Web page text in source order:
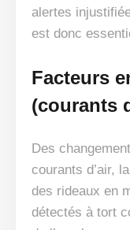
alertes
est donc
Facteurs
(courants
Des
courants d’air,
des rideaux en
détectés à tort